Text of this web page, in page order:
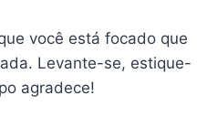
você está focado que
Levante-se, estique-
agradece!